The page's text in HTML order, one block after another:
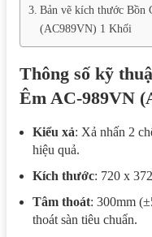
Bản vẽ kích thước Bồn
(AC989VN) 1 Khối
Thông số kỹ
Êm AC-989VN
Kiểu xả: Xả nhấn 2
hiệu quả.
Kích thước: 720 x
Tâm thoát: 300mm
thoát sàn tiêu chuẩn.